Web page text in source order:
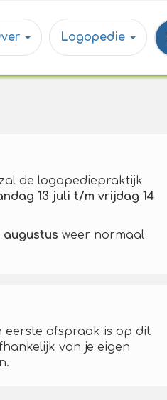
Logopedie
de logopediepraktijk
13 juli t/m vrijdag 14
augustus weer normaal
eerste afspraak is op dit
van je eigen